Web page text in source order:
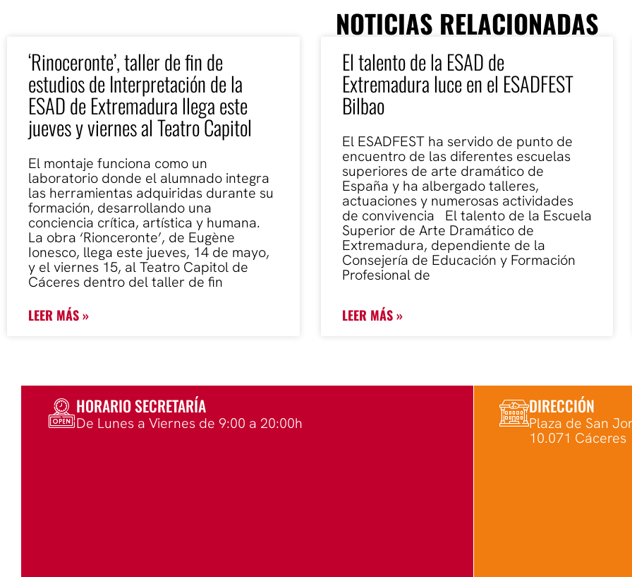
NOTICIAS RELACIONADAS
‘Rinoceronte’, taller de fin de
estudios de Interpretación de la
ESAD de Extremadura llega este
jueves y viernes al Teatro Capitol
El montaje funciona como un
laboratorio donde el alumnado integra
las herramientas adquiridas durante su
formación, desarrollando una
conciencia crítica, artística y humana.
La obra ‘Rionceronte’, de Eugène
Ionesco, llega este jueves, 14 de mayo,
y el viernes 15, al Teatro Capitol de
Cáceres dentro del taller de fin
LEER MÁS »
El talento de la ESAD de
Extremadura luce en el ESADFEST
Bilbao
El ESADFEST ha servido de punto de
encuentro de las diferentes escuelas
superiores de arte dramático de
España y ha albergado talleres,
actuaciones y numerosas actividades
de convivencia El talento de la Escuela
Superior de Arte Dramático de
Extremadura, dependiente de la
Consejería de Educación y Formación
Profesional de
LEER MÁS »
HORARIO SECRETARÍA
De Lunes a Viernes de 9:00 a 20:00h
DIRECCIÓN
Plaza de San
10.071 Cáceres